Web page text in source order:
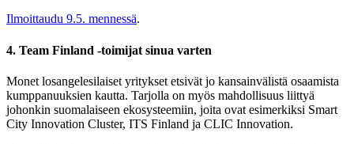
Ilmoittaudu 9.5. mennessä.
4. Team Finland -toimijat sinua varten
Monet losangelesilaiset yritykset etsivät jo kansainvälistä osaamista
kumppanuuksien kautta. Tarjolla on myös mahdollisuus liittyä
johonkin suomalaiseen ekosysteemiin, joita ovat esimerkiksi Smart
City Innovation Cluster, ITS Finland ja CLIC Innovation.